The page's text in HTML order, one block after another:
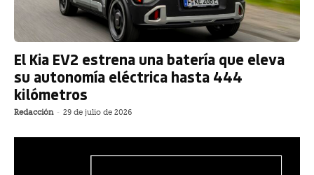
El Kia EV2 estrena una batería que eleva
su autonomía eléctrica hasta 444
kilómetros
Redacción - 29 de julio de 2026